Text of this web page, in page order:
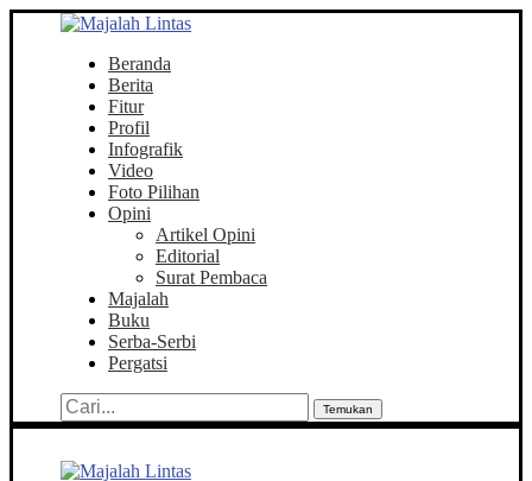
Beranda
Berita
Fitur
Profil
Infografik
Video
Foto Pilihan
Opini
Artikel Opini
Editorial
Surat Pembaca
Majalah
Buku
Serba-Serbi
Pergatsi
Temukan